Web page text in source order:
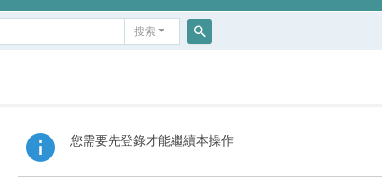
搜索
您需要先登錄才能繼續本操作